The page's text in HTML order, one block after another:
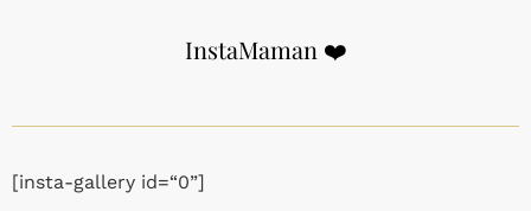
InstaMaman ❤️
[insta-gallery id=“0”]